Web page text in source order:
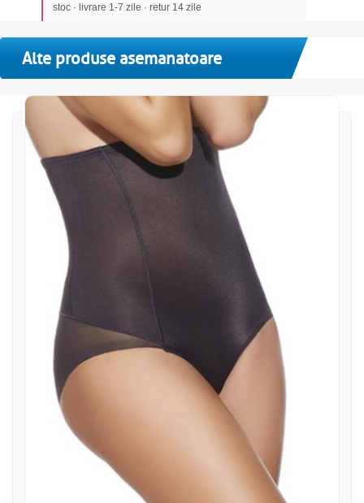
stoc · livrare 1-7 zile · retur 14 zile
Alte produse asemanatoare